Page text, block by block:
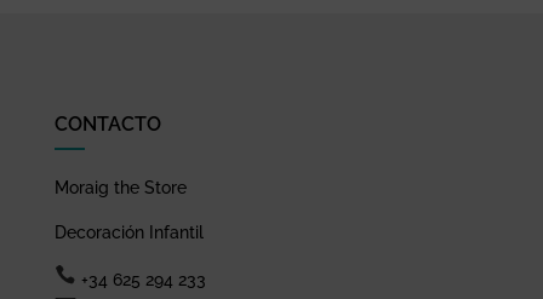
CONTACTO
Moraig the Store
Decoración Infantil
+34 625 294 233